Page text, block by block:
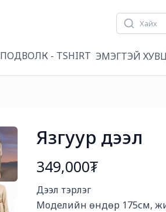
ПОДВОЛК - TSHIRT ЭМЭГТЭЙ
Язгуур дээл
349,000₮
Дээл тэрлэг
Моделийн өндөр 175см,